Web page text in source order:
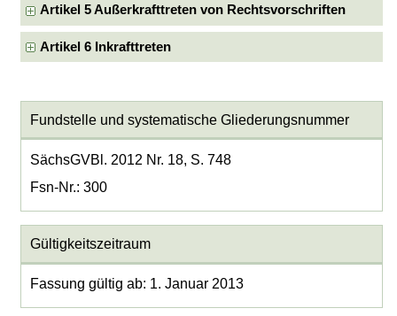
Artikel 5 Außerkrafttreten von Rechtsvorschriften
Artikel 6 Inkrafttreten
Fundstelle und systematische Gliederungsnummer
SächsGVBl. 2012 Nr. 18, S. 748
Fsn-Nr.: 300
Gültigkeitszeitraum
Fassung gültig ab: 1. Januar 2013